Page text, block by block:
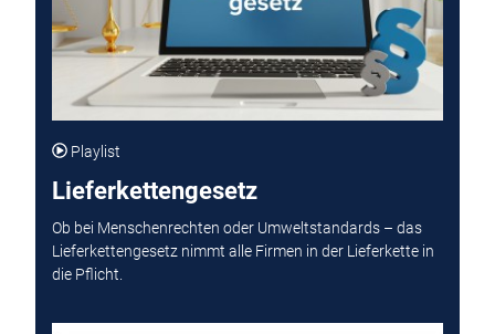
Playlist
Lieferkettengesetz
Ob bei Menschenrechten oder Umweltstandards – das
Lieferkettengesetz nimmt alle Firmen in der Lieferkette in
die Pflicht.